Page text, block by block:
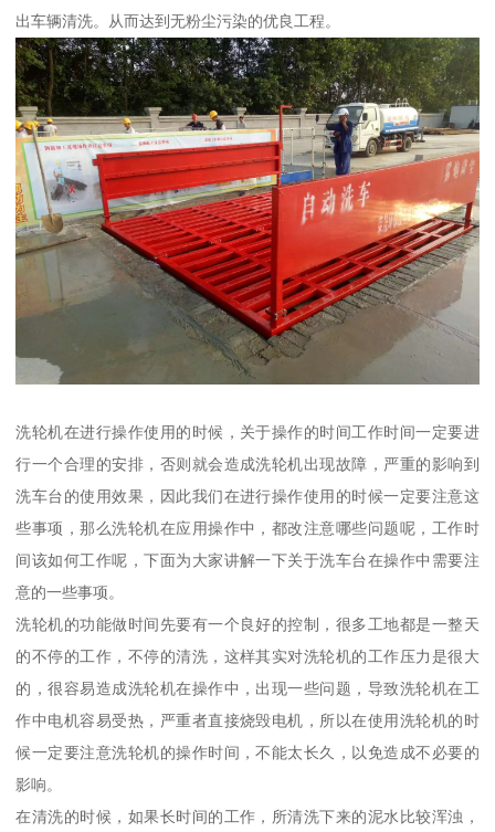
出车辆清洗。从而达到无粉尘污染的优良工程。
洗轮机在进行操作使用的时候，关于操作的时间工作时间一定要进
行一个合理的安排，否则就会造成洗轮机出现故障，严重的影响到
洗车台的使用效果，因此我们在进行操作使用的时候一定要注意这
些事项，那么洗轮机在应用操作中，都改注意哪些问题呢，工作时
间该如何工作呢，下面为大家讲解一下关于洗车台在操作中需要注
意的一些事项。
洗轮机的功能做时间先要有一个良好的控制，很多工地都是一整天
的不停的工作，不停的清洗，这样其实对洗轮机的工作压力是很大
的，很容易造成洗轮机在操作中，出现一些问题，导致洗轮机在工
作中电机容易受热，严重者直接烧毁电机，所以在使用洗轮机的时
候一定要注意洗轮机的操作时间，不能太长久，以免造成不必要的
影响。
在清洗的时候，如果长时间的工作，所清洗下来的泥水比较浑浊，